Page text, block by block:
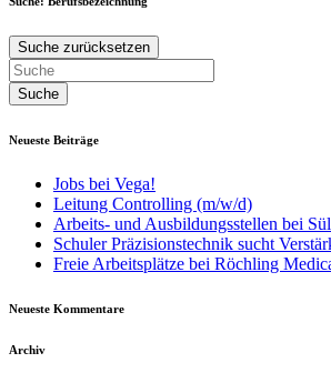
Suche zurücksetzen
Neueste Beiträge
Jobs bei Vega!
Leitung Controlling (m/w/d)
Arbeits- und Ausbildungsstellen bei
Schuler Präzisionstechnik sucht
Freie Arbeitsplätze bei Röchling
Neueste Kommentare
Archiv